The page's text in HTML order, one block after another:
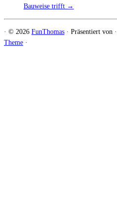
Bauweise trifft →
· © 2026 FunThomas · Präsentiert von ·
Theme ·